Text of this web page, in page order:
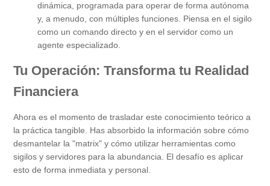
dinámica, programada para operar de forma autónoma
y, a menudo, con múltiples funciones. Piensa en el sigilo
como un comando directo y en el servidor como un
agente especializado.
Tu Operación: Transforma tu Realidad
Financiera
Ahora es el momento de trasladar este conocimiento teórico a
la práctica tangible. Has absorbido la información sobre cómo
desmantelar la "matrix" y cómo utilizar herramientas como
sigilos y servidores para la abundancia. El desafío es aplicar
esto de forma inmediata y personal.